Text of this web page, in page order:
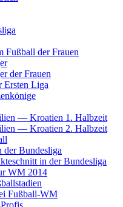
Fußball der Frauen
der Frauen
Ersten Liga
— Kroatien 1. Halbzeit
— Kroatien 2. Halbzeit
der Bundesliga
in der Bundesliga
WM 2014
Fußball-WM